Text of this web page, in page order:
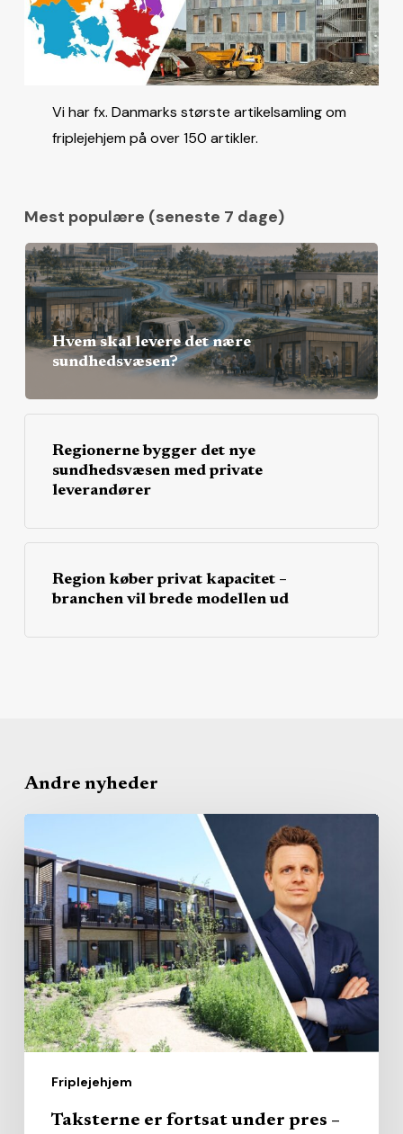
Vi har fx. Danmarks største artikelsamling om
friplejehjem på over 150 artikler.
Mest populære (seneste 7 dage)
Hvem skal levere det nære
sundhedsvæsen?
Regionerne bygger det nye
sundhedsvæsen med private
leverandører
Region køber privat kapacitet –
branchen vil brede modellen ud
Andre nyheder
Friplejehjem
er
fortsat
under
pres
–
alligevel
satser
kapitalen
plejehjem
Taksterne er fortsat under pres –